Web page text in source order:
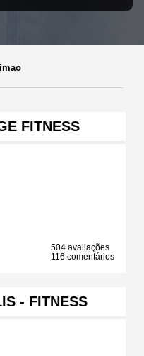
FITNESS
504 avaliações
116 comentários
- FITNESS